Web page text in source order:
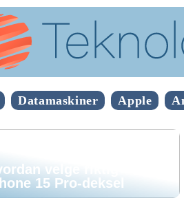
Datamaskiner Apple
velge riktig
15 Pro-deksel